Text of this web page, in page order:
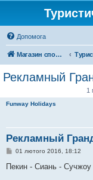
Допомога
Магазин спорядження
Рекламный
1
Funway Holidays
Рекламный
П
в
01 лютого 2016, 18:12
Пекин - Сиань -